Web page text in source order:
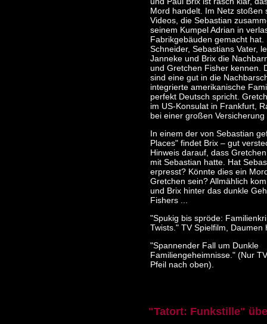
Mord handelt. Im Netz stoßen
Videos, die Sebastian
seinem Kumpel Adrian in
Fabrikgebäuden gemacht hat.
Schneider, Sebastians Vater,
Janneke und Brix die
und Gretchen Fisher kennen.
sind eine gut in die
integrierte amerikanische
perfekt Deutsch spricht.
im US-Konsulat in Frankfurt,
bei einer großen
In einem der von Sebastian
Places" findet Brix – gut
Hinweis darauf, dass
mit Sebastian hatte. Hat
erpresst? Könnte dies ein
Gretchen sein? Allmählich
und Brix hinter das dunkle
Fishers ...
"Spukig bis spröde:
Twists." TV Spielfilm, Daumen
"Spannender Fall um Dunkle
Familiengeheimnisse." (Nur
Pfeil nach oben).
"Tatort: Funkstille"